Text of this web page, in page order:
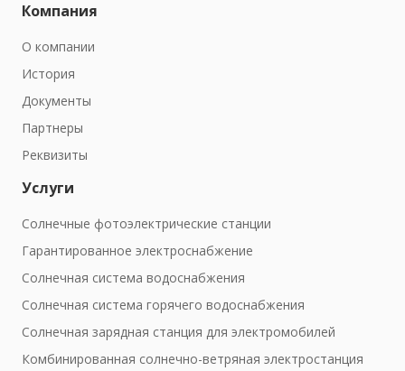
Компания
О компании
История
Документы
Партнеры
Реквизиты
Услуги
Солнечные фотоэлектрические станции
Гарантированное электроснабжение
Солнечная система водоснабжения
Солнечная система горячего водоснабжения
Солнечная зарядная станция для электромобилей
Комбинированная солнечно-ветряная электростанция